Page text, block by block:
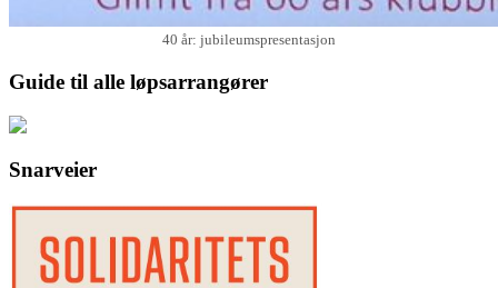
40 år: jubileumspresentasjon
Guide til alle løpsarrangører
Snarveier